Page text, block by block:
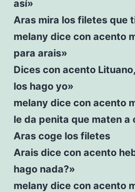
así»
Aras mira los filetes que
melany dice con acento
para arais»
Dices con acento
los hago yo»
melany dice con acento
le da penita que maten a
Aras coge los filetes
Arais dice con acento
hago nada?»
melany dice con acento